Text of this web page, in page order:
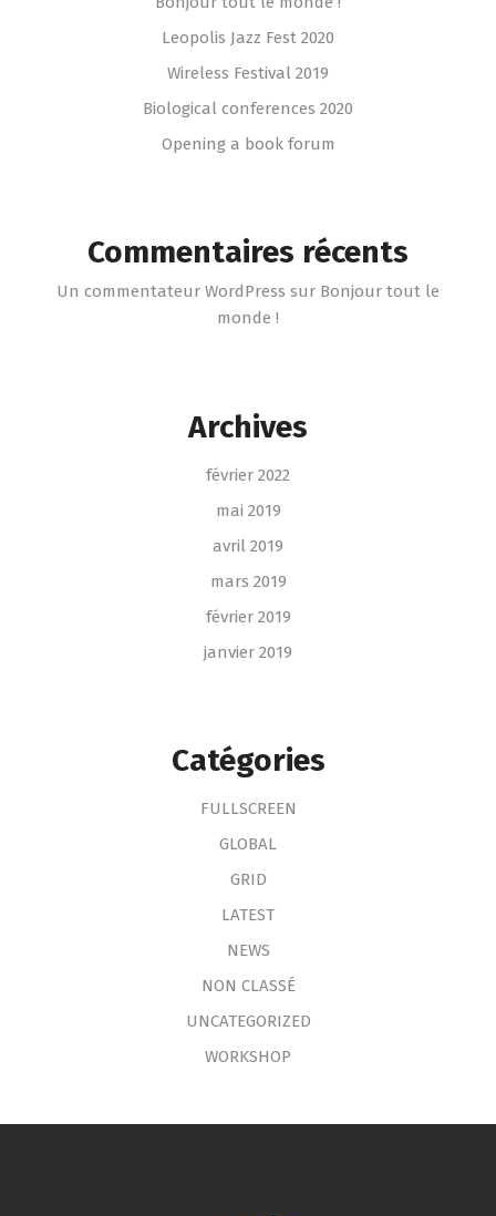
Leopolis Jazz Fest 2020
Wireless Festival 2019
Biological conferences 2020
Opening a book forum
Commentaires récents
Un commentateur WordPress sur Bonjour tout le
monde !
Archives
février 2022
mai 2019
avril 2019
mars 2019
février 2019
janvier 2019
Catégories
FULLSCREEN
GLOBAL
GRID
LATEST
NEWS
NON CLASSÉ
UNCATEGORIZED
WORKSHOP